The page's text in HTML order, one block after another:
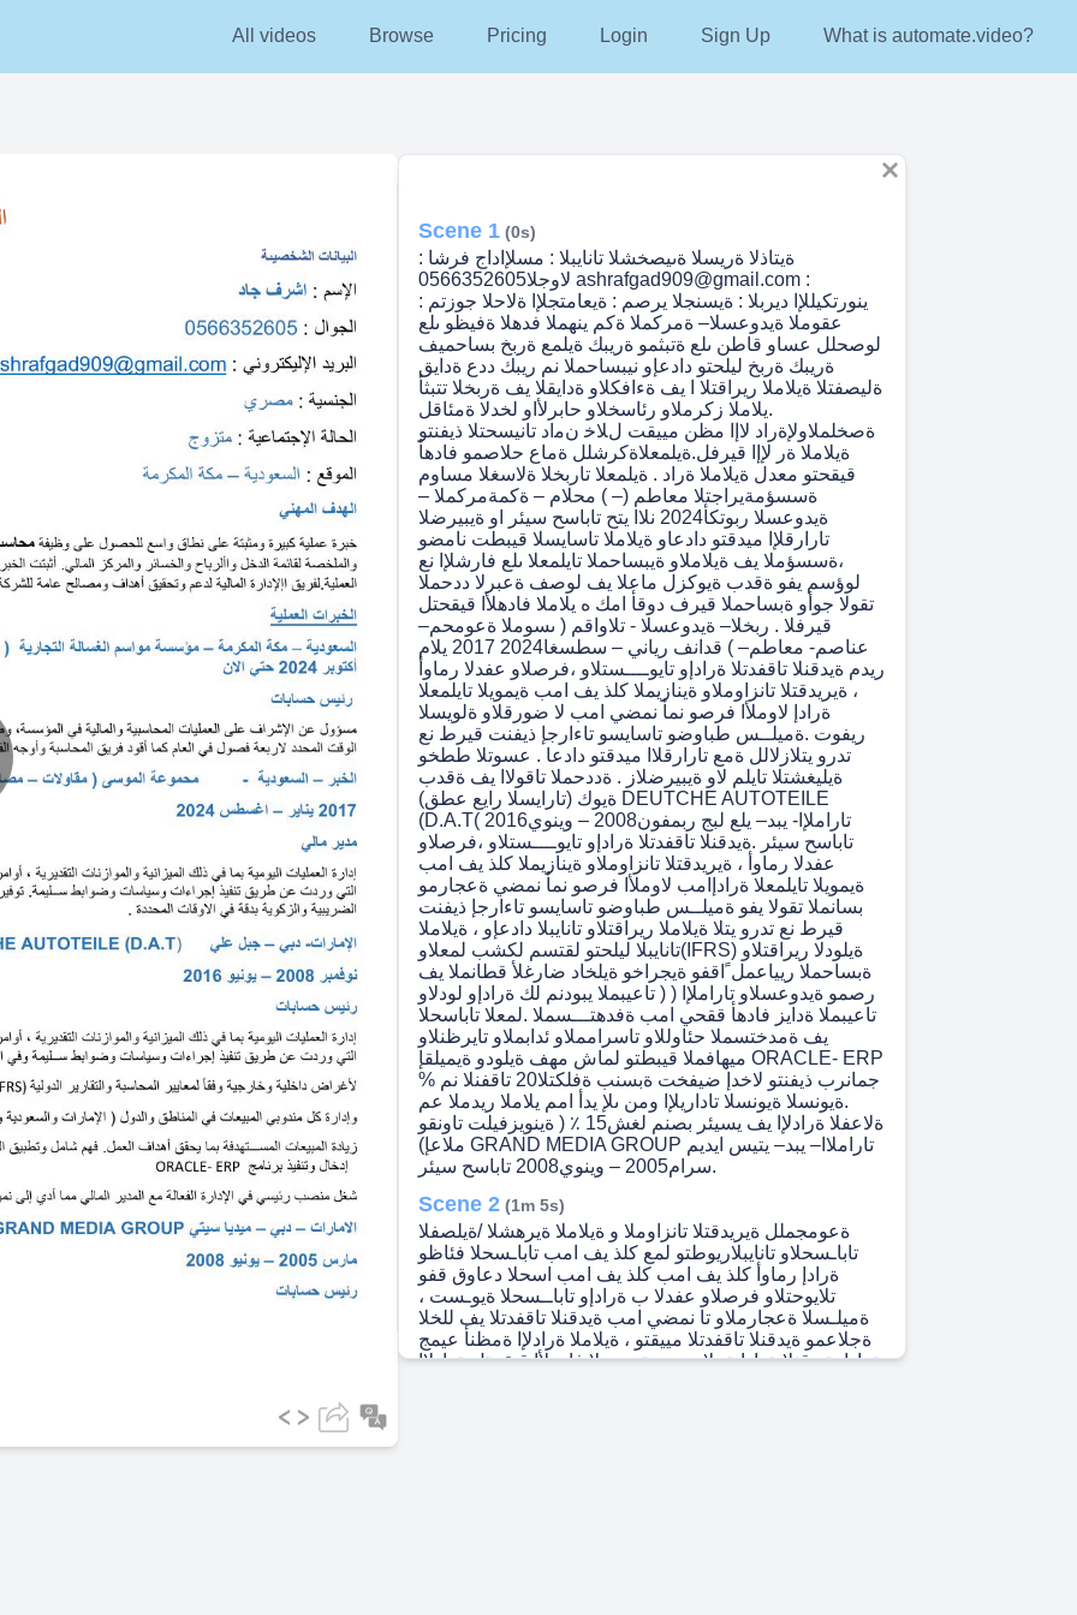
All videos Browse Pricing Login Sign Up What is automate.video?
Scene 1 (0s)
ةيتاذلا ةريسلا ةىيصخشلا تانايبلا : مسلإاداج فرشا :
لاوجلا0566352605 ashrafgad909@gmail.com :
ينورتكيللإا ديربلا : ةيسنجلا يرصم : ةيعامتجلإا ةلاحلا جوزتم :
عقوملا ةيدوعسلا– ةمركملا ةكم ينهملا فدهلا ةفيظو ىلع
لوصحلل عساو قاطن ىلع ةتبثمو ةريبك ةيلمع ةربخ بساحميف
ةريبك ةربخ ليلحتو دادعإو نيبساحملا نم ريبك ددع ةدايق
ةليصفتلا ةيلاملا ريراقتلا ا يف ةءافكلاو ةدايقلا يف ةربخلا تتبثأ
.يلاملا زكرملاو رئاسخلاو حابرلأاو لخدلا ةمئاقل
ةصخلملاولإةراد لاإا مظن مييقت لﻼﺧ نﻣاد تانيسحتلا ذيفنتو
ةيلاملا ةر لإإا قيرفل.ةيلمعلاةكرشلل ةماع حلاصمو فادهأ
قيقحتو معدل ةيلاملا ةراد . ةيلمعلا تاربخلا ةلاسغلا مساوم
ةسسؤمةيراجتلا معاطم (– ) محلام – ةكمةمركملا –
ةيدوعسلا ربوتكأ2024 نلاا يتح تاباسح سيئر او ةيبيرضلا
تارارقلإا ميدقتو دادعاو ةيلاملا تاسايسلا قيبطت نامضو
،ةسسؤملا يف ةيلاملاو ةيبساحملا تايلمعلا ىلع فارشلإا نع
لوؤسم يفو ةقدب ةيوكزل ماعلا يف لوصف ةعبرلا ددحملا
تقولا جوأو ةبساحملا قيرف دوقأ امك ه یلاملا فادهلأا قيقحتل
قيرفلا . ربخلا– ةيدوعسلا - تلاواقم ( ىسوملا ةعومحم–
عناصم- معاطم– ) قدانف رياني – سطسغا2024 2017 يلام
ريدم ةيدقنلا تاقفدتلا ةرادإو تايوــــستلاو ،فرصلاو عفدلا رماوأ
، ةيريدقتلا تانزاوملاو ةينازيملا كلذ يف امب ةيمويلا تايلمعلا
ةرادإ لاوملأا فرصو نمأ نمضي امب لا ضورقلاو ةلويسلا
ريفوت .ةميلــس طباوضو تاسايسو تاءارجإ ذيفنت قيرط نع
تدرو يتلازلالل ةمع تارارقلاا ميدقتو دادعا . عسوتلا ططخو
ةيليغشتلا تايلم لاو ةيبيرضلاز . ةددحملا تاقولاا يف ةقدب
ةيوك (تارايسلا رايع عطق) DEUTCHE AUTOTEILE
(D.A.T( تاراملإا- يبد– يلع لبج ربمفون2008 – وينوي2016
تاباسح سيئر .ةيدقنلا تاقفدتلا ةرادإو تايوــــستلاو ،فرصلاو
عفدلا رماوأ ، ةيريدقتلا تانزاوملاو ةينازيملا كلذ يف امب
ةيمويلا تايلمعلا ةرادإامب لاوملأا فرصو نمأ نمضي ةعجارمو
بسانملا تقولا يفو ةميلــس طباوضو تاسايسو تاءارجإ ذيفنت
قيرط نع تدرو يتلا ةيلاملا ريراقتلاو تانايبلا دادعإو ، ةيلاملا
تانايبلا ليلحتو لقتسم لكشب لمعلاو(IFRS) ةيلودلا ريراقتلاو
ةبساحملا ريياعمل ًاقفو ةيجراخو ةيلخاد ضارغلأ قطانملا يف
تاعيبملا يبودنم لك ةرادإو لودلاو ) رصمو ةيدوعسلاو تاراملإا (
تاعيبملا ةدايز فادهأ ققحي امب ةفدهتـــسملا .لمعلا تاباسحلا
يف ةمدختسملا حئاوللاو تاسرامملاو ئدابملاو تايرظنلاو
ميهافملا قيبطتو لماش مهف ةيلودو ةيميلقإ ORACLE- ERP
جمانرب ذيفنتو لاخدإ ضيفخت ةبسنب ةفلكتلا20 تاقفنلا نم %
.ةيونسلا ةيونسلا تاداريلإا ومن ىلإ يدأ امم يلاملا ريدملا عم
ةلاعفلا ةرادلإا يف يسيئر بصنم لغش15 ٪ ( ةينويزفيلت تاونقو
ملاعإ) GRAND MEDIA GROUP تاراملاا– يبد– يتيس ايديم
سرام2005 – وينوي2008 تاباسح سيئر.
Scene 2 (1m 5s)
ةعومجملل ةيريدقتلا تانزاوملا و ةيلاملا ةيرهشلا /ةيلصفلا
تاباـسحلاو تانايبلاريوطتو لمع كلذ يف امب تاباـسحلا فئاظو
ةرادإ رماوأ كلذ يف امب كلذ يف امب اسحلا دعاوق قفو
تلايوحتلاو فرصلاو عفدلا ب ةرادإو تاباــسحلا ةيوـست ،
ةميلـسلا ةعجارملاو تا نمضي امب ةيدقنلا تاقفدتلا يف للخلا
ةجلاعمو ةيدقنلا تاقفدتلا مييقتو ، ةيلاملا ةرادلإا ةمظنأ عيمج
ةرادإ .ةيدقنلا ةرادإ ةملاــــس ةددحملا فادهلأا قيقحتل ةرادلإا